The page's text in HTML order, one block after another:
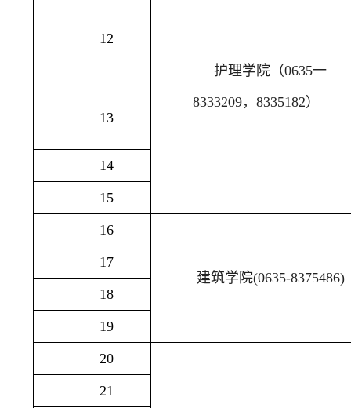
护理学院（0635一
8333209， 8335182）
12
13
14
15
16
建筑学院(0635-8375486)
17
18
19
20
21